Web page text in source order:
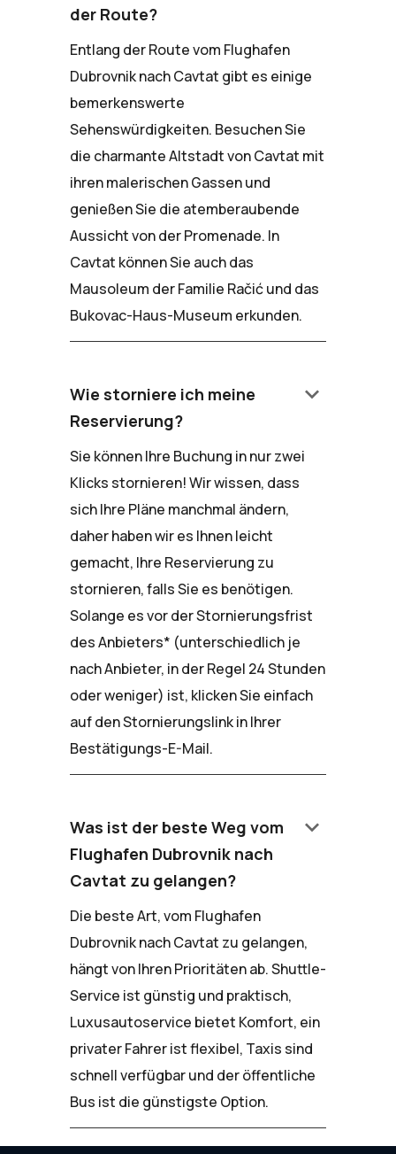
der Route?
Entlang der Route vom Flughafen
Dubrovnik nach Cavtat gibt es einige
bemerkenswerte
Sehenswürdigkeiten. Besuchen Sie
die charmante Altstadt von Cavtat mit
ihren malerischen Gassen und
genießen Sie die atemberaubende
Aussicht von der Promenade. In
Cavtat können Sie auch das
Mausoleum der Familie Račić und das
Bukovac-Haus-Museum erkunden.
Wie storniere ich meine
Reservierung?
keyboard_arrow_down
Sie können Ihre Buchung in nur zwei
Klicks stornieren! Wir wissen, dass
sich Ihre Pläne manchmal ändern,
daher haben wir es Ihnen leicht
gemacht, Ihre Reservierung zu
stornieren, falls Sie es benötigen.
Solange es vor der Stornierungsfrist
des Anbieters* (unterschiedlich je
nach Anbieter, in der Regel 24 Stunden
oder weniger) ist, klicken Sie einfach
auf den Stornierungslink in Ihrer
Bestätigungs-E-Mail.
Was ist der beste Weg vom
Flughafen Dubrovnik nach
Cavtat zu gelangen?
keyboard_arrow_down
Die beste Art, vom Flughafen
Dubrovnik nach Cavtat zu gelangen,
hängt von Ihren Prioritäten ab. Shuttle-
Service ist günstig und praktisch,
Luxusautoservice bietet Komfort, ein
privater Fahrer ist flexibel, Taxis sind
schnell verfügbar und der öffentliche
Bus ist die günstigste Option.